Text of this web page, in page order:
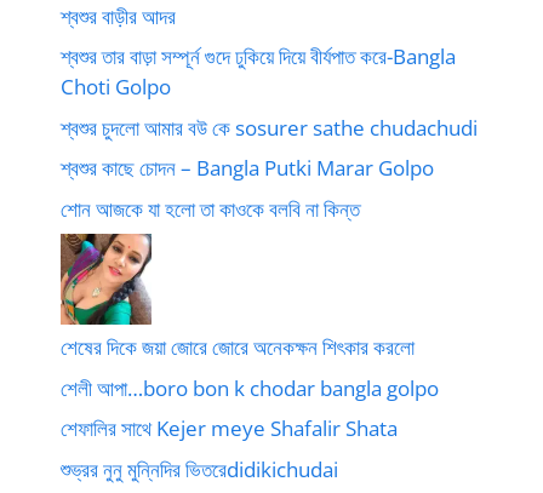
শ্বশুর বাড়ীর আদর
শ্বশুর তার বাড়া সম্পূর্ন গুদে ঢুকিয়ে দিয়ে বীর্যপাত করে-Bangla
Choti Golpo
শ্বশুর চুদলো আমার বউ কে sosurer sathe chudachudi
শ্বশুর কাছে চোদন – Bangla Putki Marar Golpo
শোন আজকে যা হলো তা কাওকে বলবি না কিন্ত
শেষের দিকে জয়া জোরে জোরে অনেকক্ষন শিৎকার করলো
শেলী আপা…boro bon k chodar bangla golpo
শেফালির সাথে Kejer meye Shafalir Shata
শুভ্রর নুনু মুন্নিদির ভিতরেdidikichudai